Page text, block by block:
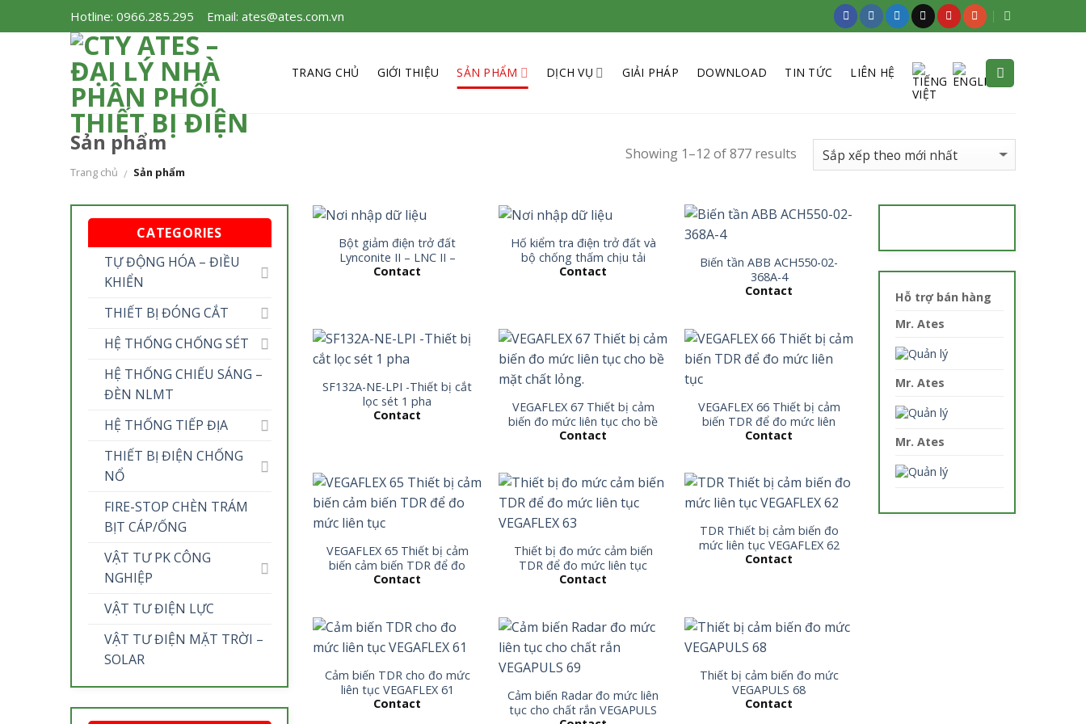
to
Hotline: 0966.285.295 Email: ates@ates.com.vn
TRANG CHỦ GIỚI THIỆU SẢN PHẨM DỊCH VỤ GIẢI PHÁP DOWNLOAD TIN TỨC LIÊN HỆ
Sản phẩm
Trang chủ / Sản phẩm
Showing 1–12 of 877 results
CATEGORIES
TỰ ĐỘNG HÓA – ĐIỀU
KHIỂN
THIẾT BỊ ĐÓNG CẮT
HỆ THỐNG CHỐNG SÉT
HỆ THỐNG CHIẾU SÁNG –
ĐÈN NLMT
HỆ THỐNG TIẾP ĐỊA
THIẾT BỊ ĐIỆN CHỐNG
NỔ
FIRE-STOP CHÈN TRÁM
BỊT CÁP/ỐNG
VẬT TƯ PK CÔNG
NGHIỆP
VẬT TƯ ĐIỆN LỰC
VẬT TƯ ĐIỆN MẶT TRỜI –
SOLAR
Bột giảm điện trở đất
Lynconite II – LNC II –
Lyncole-USA
Contact
Hố kiểm tra điện trở đất và
bộ chống thấm chịu tải
5000kg Model:
Contact
Biến tần ABB ACH550-02-
368A-4
Contact
SF132A-NE-LPI -Thiết bị cắt
lọc sét 1 pha
Contact
VEGAFLEX 67 Thiết bị cảm
biến đo mức liên tục cho bề
mặt chất lỏng.
Contact
VEGAFLEX 66 Thiết bị cảm
biến TDR để đo mức liên
tục
Contact
VEGAFLEX 65 Thiết bị cảm
biến cảm biến TDR để đo
mức liên tục
Contact
Thiết bị đo mức cảm biến
TDR để đo mức liên tục
VEGAFLEX 63
Contact
TDR Thiết bị cảm biến đo
mức liên tục VEGAFLEX 62
Contact
Cảm biến TDR cho đo mức
liên tục VEGAFLEX 61
Contact
Cảm biến Radar đo mức liên
tục cho chất rắn VEGAPULS
Thiết bị cảm biến đo mức
VEGAPULS 68
Contact
Hỗ trợ bán hàng
Mr. Ates
Mr. Ates
Mr. Ates